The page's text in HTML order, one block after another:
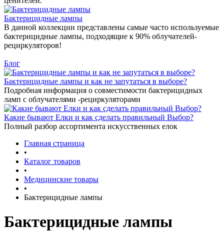
Бактерицидные лампы
В данной коллекции представлены самые часто используемые
бактерицидные лампы, подходящие к 90% облучателей-
рециркуляторов!
Блог
Бактерицидные лампы и как не запутаться в выборе?
Подробная информация о совместимости бактерицидных
ламп с облучателями -рециркуляторами
Какие бывают Елки и как сделать правильный Выбор?
Полный разбор ассортимента искусственных елок
Главная страница
•
Каталог товаров
•
Медицинские товары
•
Бактерицидные лампы
Бактерицидные лампы